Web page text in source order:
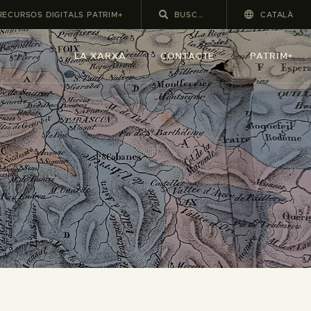
DIGITALS PATRIM+ CATALÀ
LA XARXA CONTACTE PATRIM+